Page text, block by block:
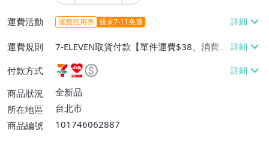
運費活動 運費抵用券 週末7-11免運
運費規則
7-ELEVEN取貨付款【單件運費$38、消費滿
$990免運費】、萊爾富取貨付款【單件運
費$60、消費滿$990免運費】
付款方式
商品狀況
全新品
所在地區
台北市
商品編號
101746062887